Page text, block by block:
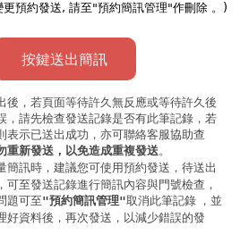
預約發送, 請至"預約簡訊管理"作刪除 。)
按鍵送出簡訊
後，若頁面等待許久無反應或等待許久後
，請先檢查發送記錄是否有此筆記錄，若
表示已送出成功，亦可聯絡客服協助查
重新發送，以免造成重複發送。
簡訊時，建議您可使用預約發送 ，待送出
可至發送記錄進行簡訊內容與門號檢查，
題可至"預約簡訊管理"取消此筆記錄 ，並
好資料後，再次發送，以減少錯誤的發